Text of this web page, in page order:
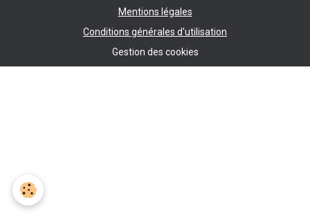
Mentions légales
Conditions générales d'utilisation
Gestion des cookies